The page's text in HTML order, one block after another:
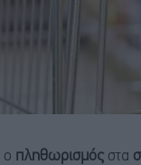
ο πληθωρισμός στα